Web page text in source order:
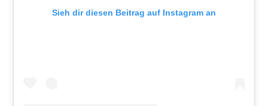
Sieh dir diesen Beitrag auf Instagram an